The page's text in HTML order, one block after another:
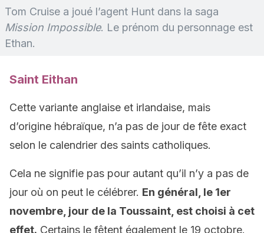
Tom Cruise a joué l’agent Hunt dans la saga
Mission Impossible. Le prénom du personnage est
Ethan.
Saint Eithan
Cette variante anglaise et irlandaise, mais
d’origine hébraïque, n’a pas de jour de fête exact
selon le calendrier des saints catholiques.
Cela ne signifie pas pour autant qu’il n’y a pas de
jour où on peut le célébrer. En général, le 1er
novembre, jour de la Toussaint, est choisi à cet
effet. Certains le fêtent également le 19 octobre.